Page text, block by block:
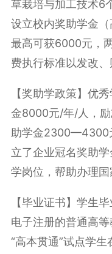
草栽培与加工技术6
设立校内奖助学金
最高可获6000元，
费执行标准以发改、
【奖助学政策】优
金8000元/年/人，
助学金2300—4300
立了企业冠名奖助
学岗位，帮助办理国
【毕业证书】学生
电子注册的普通高等
“高本贯通”试点学